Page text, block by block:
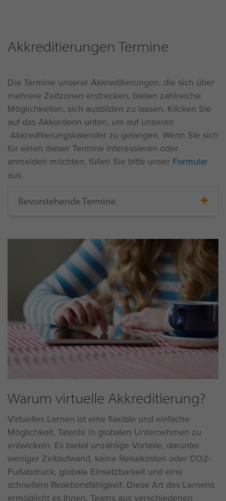
Akkreditierungen Termine
Die Termine unserer Akkreditierungen, die sich über
mehrere Zeitzonen erstrecken, bieten zahlreiche
Möglichkeiten, sich ausbilden zu lassen. Klicken Sie
auf das Akkordeon unten, um auf unseren
Akkreditierungskalender zu gelangen. Wenn Sie sich
für einen dieser Termine interessieren oder
anmelden möchten, füllen Sie bitte unser Formular
aus.
Bevorstehende Termine
Warum virtuelle Akkreditierung?
Virtuelles Lernen ist eine flexible und einfache
Möglichkeit, Talente in globalen Unternehmen zu
entwickeln. Es bietet unzählige Vorteile, darunter
weniger Zeitaufwand, keine Reisekosten oder CO2-
Fußabdruck, globale Einsetzbarkeit und eine
schnellere Reaktionsfähigkeit. Diese Art des Lernens
ermöglicht es Ihnen, Teams aus verschiedenen